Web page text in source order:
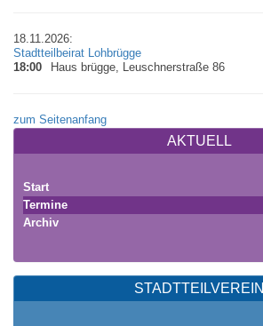
AKTUELL
Start
Termine
Archiv
STADTTEILVEREIN
18.11.2026:
Stadtteilbeirat Lohbrügge
18:00
Haus brügge, Leuschnerstraße 86
zum Seitenanfang